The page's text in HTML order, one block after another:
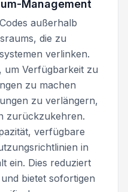
Management
außerhalb
die zu
verlinken.
um Verfügbarkeit zu
zu machen
zu verlängern,
zurückzukehren.
verfügbare
in
ein. Dies reduziert
bietet sofortigen